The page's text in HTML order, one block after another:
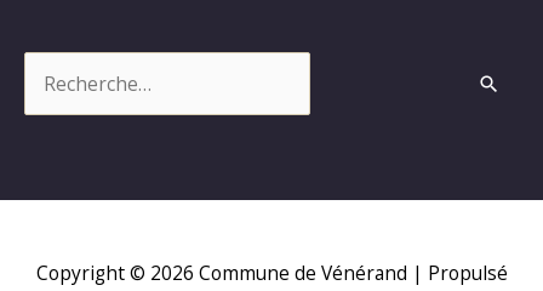
Copyright © 2026 Commune de Vénérand | Propulsé